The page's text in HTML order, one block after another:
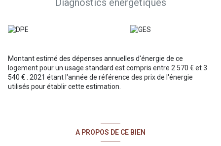
Diagnostics énergetiques
Montant estimé des dépenses annuelles d'énergie de ce
logement pour un usage standard est compris entre 2 570 € et 3
540 € . 2021 étant l'année de référence des prix de l'énergie
utilisés pour établir cette estimation.
A PROPOS DE CE BIEN